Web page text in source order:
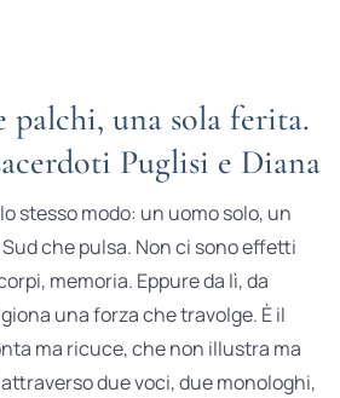
palchi, una sola ferita.
Puglisi e Diana
stesso modo: un uomo solo, un
che pulsa. Non ci sono effetti
memoria. Eppure da lì, da
una forza che travolge. È il
ma ricuce, che non illustra ma
due voci, due monologhi,